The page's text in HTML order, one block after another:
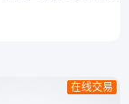
在线交易